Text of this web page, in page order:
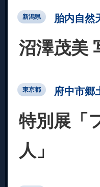
新潟県 胎内自然
沼澤茂美
東京都 府中市郷
特別展「
人」